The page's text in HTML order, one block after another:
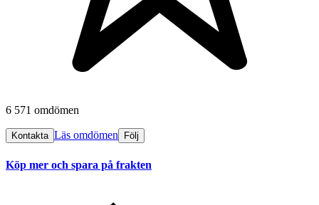
6 571 omdömen
Kontakta Läs omdömen Följ
Köp mer och spara på frakten